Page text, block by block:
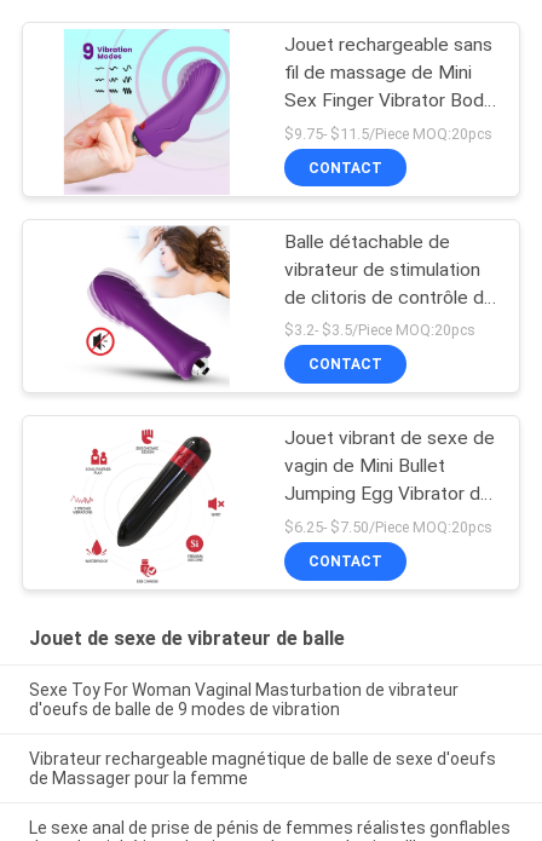
Jouet rechargeable sans
fil de massage de Mini
Sex Finger Vibrator Body
d'adulte
$9.75- $11.5/Piece MOQ:20pcs
CONTACT
Balle détachable de
vibrateur de stimulation
de clitoris de contrôle de
bouton de la batterie une
de D.C.A.
$3.2- $3.5/Piece MOQ:20pcs
CONTACT
Jouet vibrant de sexe de
vagin de Mini Bullet
Jumping Egg Vibrator de
massage de tache des
femmes G
$6.25- $7.50/Piece MOQ:20pcs
CONTACT
Jouet de sexe de vibrateur de balle
Sexe Toy For Woman Vaginal Masturbation de vibrateur
d'oeufs de balle de 9 modes de vibration
Vibrateur rechargeable magnétique de balle de sexe d'oeufs
de Massager pour la femme
Le sexe anal de prise de pénis de femmes réalistes gonflables